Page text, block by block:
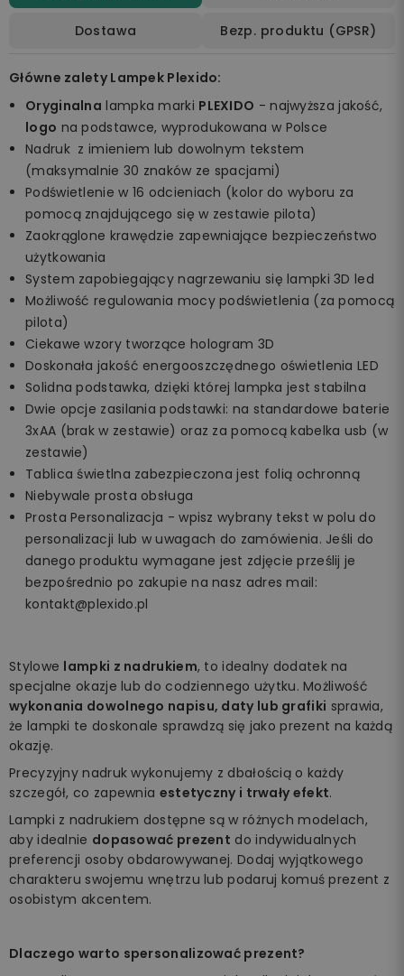
Dostawa Bezp. produktu (GPSR)
Główne zalety Lampek Plexido:
Oryginalna lampka marki PLEXIDO - najwyższa jakość,
logo na podstawce, wyprodukowana w Polsce
Nadruk z imieniem lub dowolnym tekstem
(maksymalnie 30 znaków ze spacjami)
Podświetlenie w 16 odcieniach (kolor do wyboru za
pomocą znajdującego się w zestawie pilota)
Zaokrąglone krawędzie zapewniające bezpieczeństwo
użytkowania
System zapobiegający nagrzewaniu się lampki 3D led
Możliwość regulowania mocy podświetlenia (za pomocą
pilota)
Ciekawe wzory tworzące hologram 3D
Doskonała jakość energooszczędnego oświetlenia LED
Solidna podstawka, dzięki której lampka jest stabilna
Dwie opcje zasilania podstawki: na standardowe baterie
3xAA (brak w zestawie) oraz za pomocą kabelka usb (w
zestawie)
Tablica świetlna zabezpieczona jest folią ochronną
Niebywale prosta obsługa
Prosta Personalizacja - wpisz wybrany tekst w polu do
personalizacji lub w uwagach do zamówienia. Jeśli do
danego produktu wymagane jest zdjęcie prześlij je
bezpośrednio po zakupie na nasz adres mail:
kontakt@plexido.pl
Stylowe lampki z nadrukiem, to idealny dodatek na
specjalne okazje lub do codziennego użytku. Możliwość
wykonania dowolnego napisu, daty lub grafiki sprawia,
że lampki te doskonale sprawdzą się jako prezent na każdą
okazję.
Precyzyjny nadruk wykonujemy z dbałością o każdy
szczegół, co zapewnia estetyczny i trwały efekt.
Lampki z nadrukiem dostępne są w różnych modelach,
aby idealnie dopasować prezent do indywidualnych
preferencji osoby obdarowywanej. Dodaj wyjątkowego
charakteru swojemu wnętrzu lub podaruj komuś prezent z
osobistym akcentem.
Dlaczego warto spersonalizować prezent?